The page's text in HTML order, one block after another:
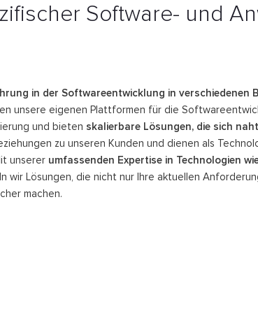
Software- und
in der Softwareentwicklung in verschiedenen
unsere eigenen Plattformen für die
und bieten skalierbare Lösungen, die sich
zu unseren Kunden und dienen als
unserer umfassenden Expertise in Technologien
wir Lösungen, die nicht nur Ihre aktuellen
machen.